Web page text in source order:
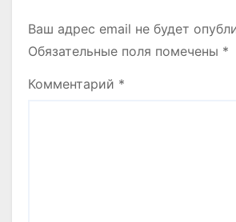
Ваш адрес email не будет
Обязательные поля помечены *
Комментарий *